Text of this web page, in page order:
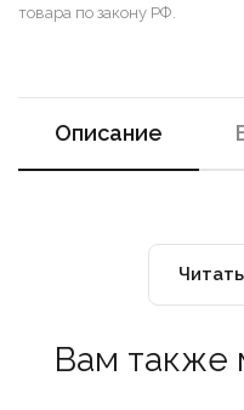
товара по закону РФ.
Описание
Вам также